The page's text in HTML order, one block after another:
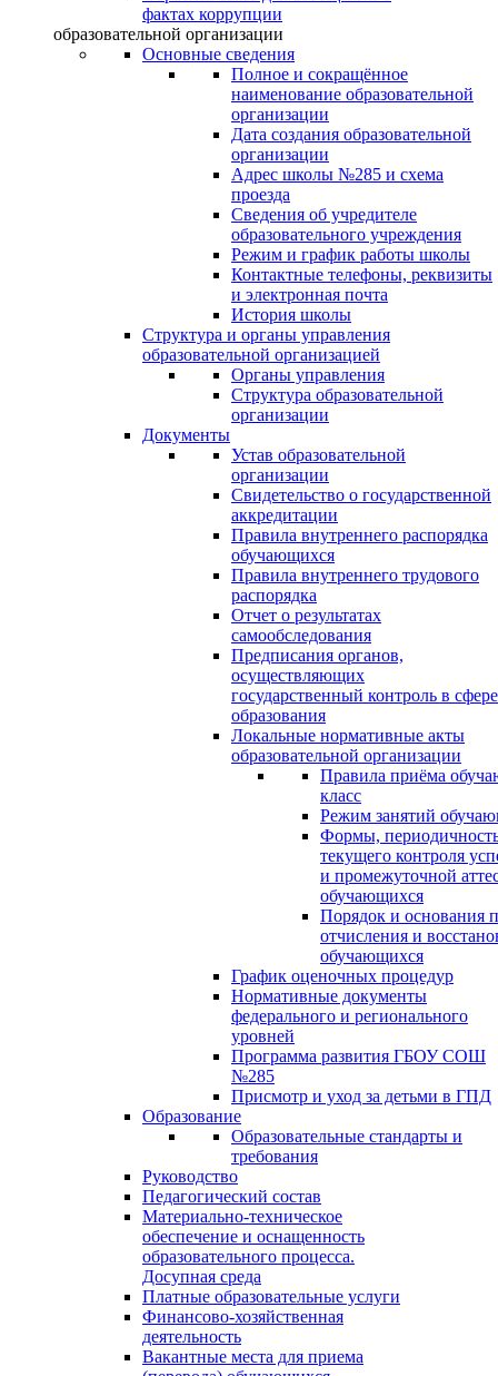
фактах коррупции
образовательной организации
Основные сведения
Полное и сокращённое
наименование образовательной
организации
Дата создания образовательной
организации
Адрес школы №285 и схема
проезда
Сведения об учредителе
образовательного учреждения
Режим и график работы школы
Контактные телефоны, реквизиты
и электронная почта
История школы
Структура и органы управления
образовательной организацией
Органы управления
Структура образовательной
организации
Документы
Устав образовательной
организации
Свидетельство о государственной
аккредитации
Правила внутреннего распорядка
обучающихся
Правила внутреннего трудового
распорядка
Отчет о результатах
самообследования
Предписания органов,
осуществляющих
государственный контроль в сфере
образования
Локальные нормативные акты
образовательной организации
Правила приёма
класс
Режим занятий
Формы,
текущего контроля
и промежуточной
обучающихся
Порядок и основания
отчисления и
обучающихся
График оценочных процедур
Нормативные документы
федерального и регионального
уровней
Программа развития ГБОУ СОШ
№285
Присмотр и уход за детьми в ГПД
Образование
Образовательные стандарты и
требования
Руководство
Педагогический состав
Материально-техническое
обеспечение и оснащенность
образовательного процесса.
Досупная среда
Платные образовательные услуги
Финансово-хозяйственная
деятельность
Вакантные места для приема